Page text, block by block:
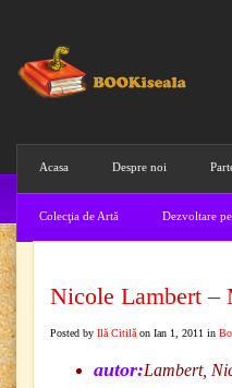
Acasa Despre noi
Colecţia de Artă Dezvoltare
Nicole Lambert –
Posted by Ilă Citilă on Ian 1, 2011 in
autor:Lambert,